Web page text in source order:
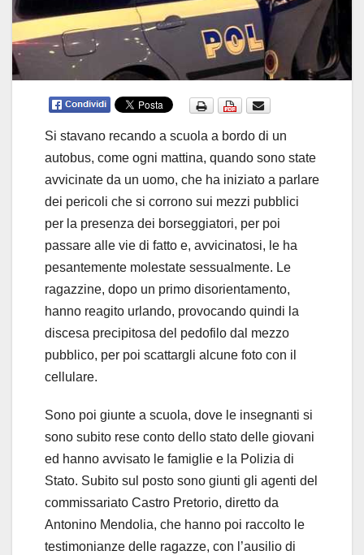
Si stavano recando a scuola a bordo di un
autobus, come ogni mattina, quando sono state
avvicinate da un uomo, che ha iniziato a parlare
dei pericoli che si corrono sui mezzi pubblici
per la presenza dei borseggiatori, per poi
passare alle vie di fatto e, avvicinatosi, le ha
pesantemente molestate sessualmente. Le
ragazzine, dopo un primo disorientamento,
hanno reagito urlando, provocando quindi la
discesa precipitosa del pedofilo dal mezzo
pubblico, per poi scattargli alcune foto con il
cellulare.
Sono poi giunte a scuola, dove le insegnanti si
sono subito rese conto dello stato delle giovani
ed hanno avvisato le famiglie e la Polizia di
Stato. Subito sul posto sono giunti gli agenti del
commissariato Castro Pretorio, diretto da
Antonino Mendolia, che hanno poi raccolto le
testimonianze delle ragazze, con l’ausilio di